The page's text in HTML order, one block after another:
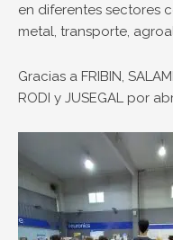
en diferentes sectores
metal, transporte,
Gracias a FRIBIN,
RODI y JUSEGAL por